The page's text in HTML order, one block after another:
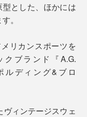
とした、ほかには
。
リカンスポーツを
ブランド『A.G.
ルディング&ブロ
ィンテージスウェ